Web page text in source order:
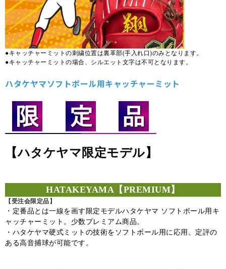
●キャッチャーミットの刺繍位置は裏革部(手入れ口)のみとなります。
●キャッチャーミットの場合、シルエット文字は不可となります。
ハタケヤマソフトボール用キャッチャーミット
【ハタケヤマ限定モデル】
HATAKEYAMA【PREMIUM】
【受注会限定品】
・定番品とは一線を画す限定モデルハタケヤマ ソフトボール用キ
ャッチャーミット。少数プレミアム商品。
・ハタケヤマ硬式ミットの技術をソフトボール用に応用。定評の
ある高音捕球が可能です。